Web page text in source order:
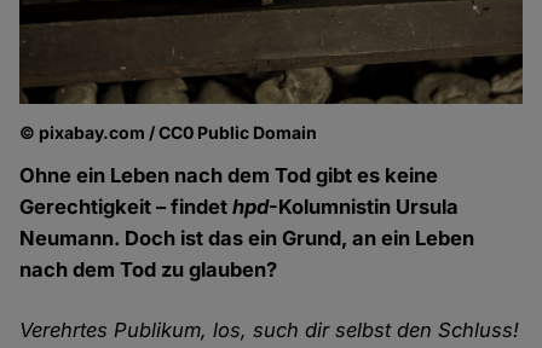
© pixabay.com / CC0 Public Domain
Ohne ein Leben nach dem Tod gibt es keine
Gerechtigkeit – findethpd-Kolumnistin Ursula
Neumann. Doch ist das ein Grund, an ein Leben
nach dem Tod zu glauben?
Verehrtes Publikum, los, such dir selbst den Schluss!